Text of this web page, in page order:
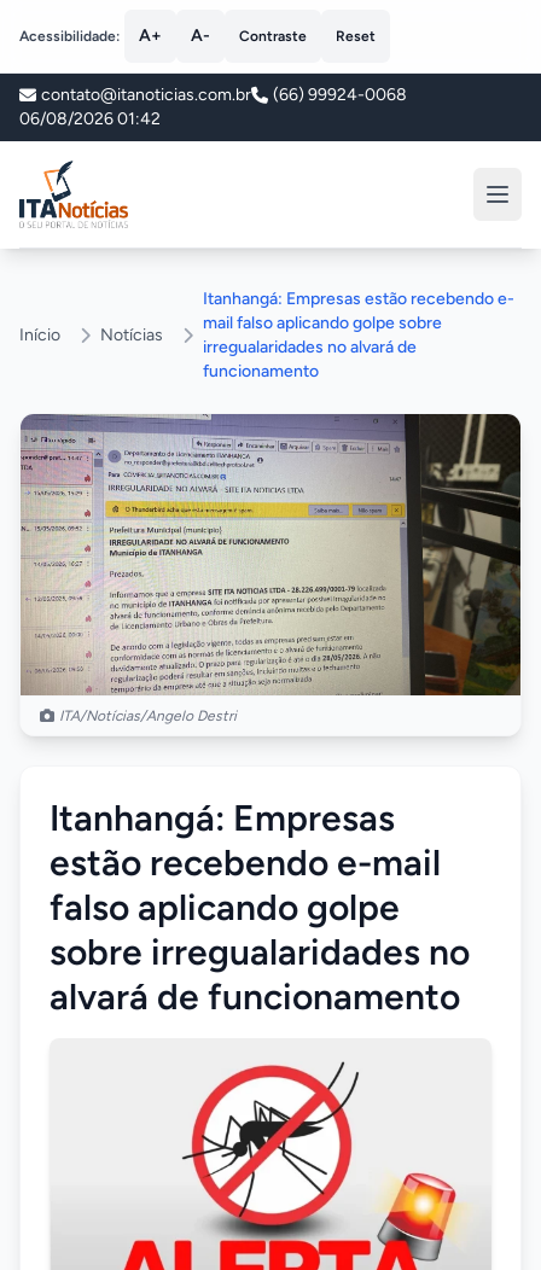
Acessibilidade: A+ A- Contraste Reset
contato@itanoticias.com.br
(66) 99924-0068
06/08/2026 01:42
ITA Notícias
Início Notícias
Itanhangá: Empresas estão recebendo e-
mail falso aplicando golpe sobre
irregualaridades no alvará de
funcionamento
ITA/Notícias/Angelo Destri
Itanhangá: Empresas
estão recebendo e-mail
falso aplicando golpe
sobre irregualaridades no
alvará de funcionamento